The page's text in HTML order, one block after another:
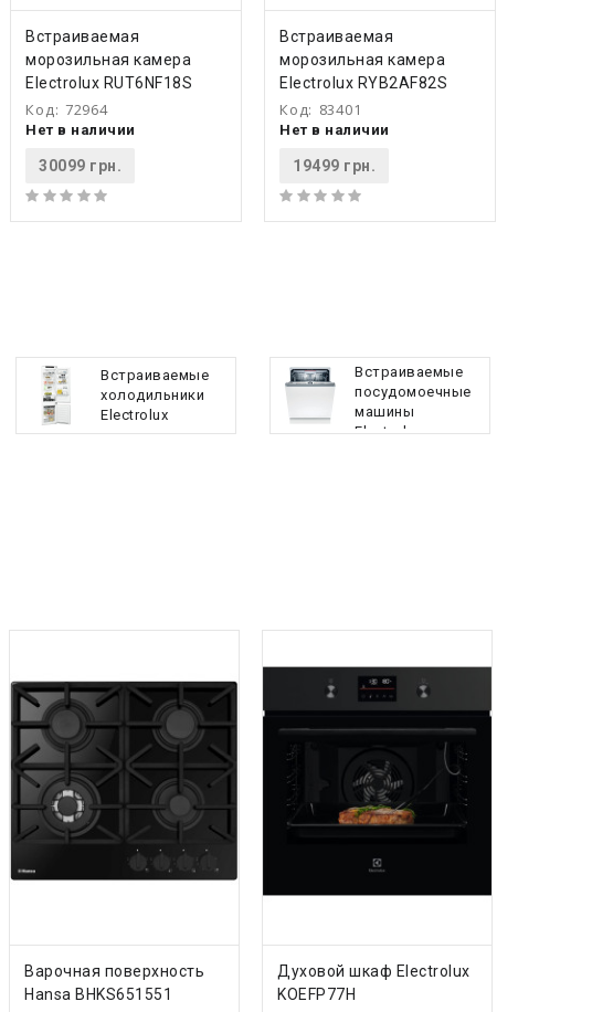
КУПИТЬ
Встраиваемая
морозильная камера
Electrolux RUT6NF18S
Код: 72964
Нет в наличии
30099 грн.
КУПИТЬ
Встраиваемая
морозильная камера
Electrolux RYB2AF82S
Код: 83401
Нет в наличии
19499 грн.
Встраиваемые
холодильники
Electrolux
Встраиваемые
посудомоечные
машины
Electrolux
КУПИТЬ
Варочная поверхность
Hansa BHKS651551
КУПИТЬ
Духовой шкаф Electrolux
KOEFP77H